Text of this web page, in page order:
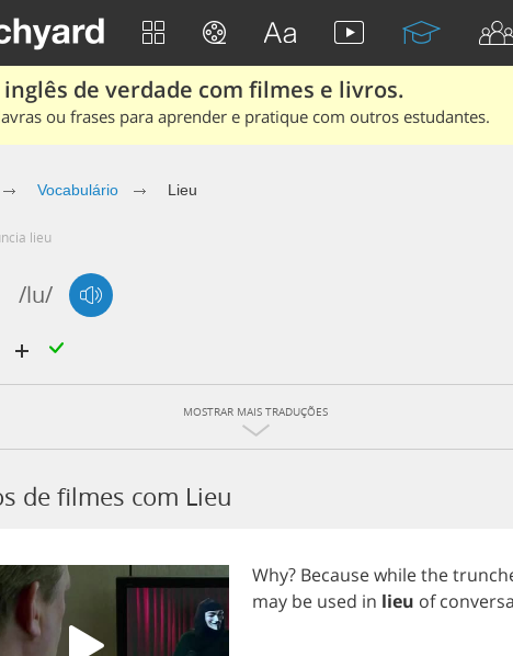
de verdade com filmes e livros.
ou frases para aprender e pratique com outros estudantes.
Vocabulário Lieu
lieu
/lu/
MOSTRAR MAIS TRADUÇÕES
de filmes com Lieu
Why? Becausewhilethe
may be used in lieu of